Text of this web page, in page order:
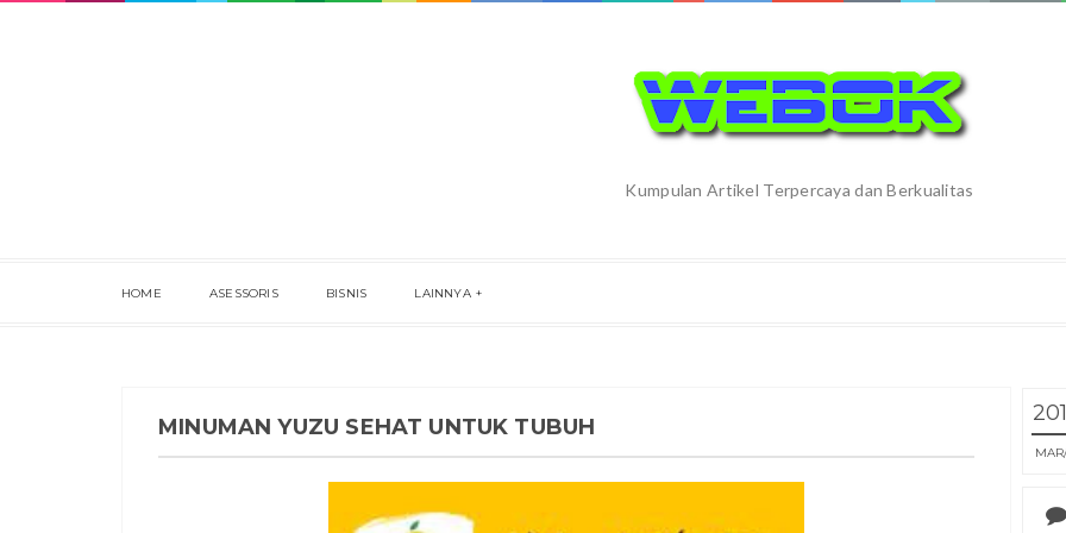
Kumpulan Artikel Terpercaya dan Berkualitas
HOME ASESSORIS BISNIS LAINNYA
MAR
MINUMAN YUZU SEHAT UNTUK TUBUH